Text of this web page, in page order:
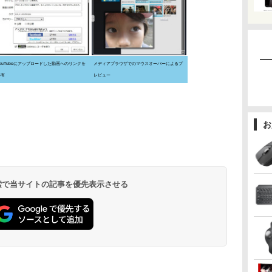
にアップロードした動画へのリンクを
有
メディアブラウザでのマウスオーバーによるプ
レビュー
当サイトの記事を優先表示させる